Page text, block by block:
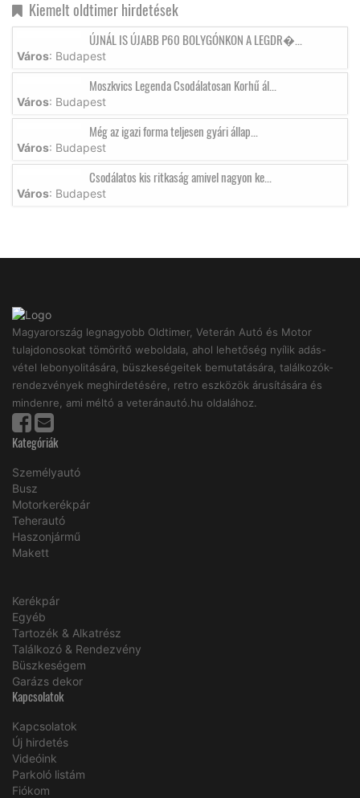
Kiemelt oldtimer hirdetések
ÚJNÁL IS ÚJABB P60 BOLYGÓNKON A LEGDR�...
Város: Budapest
Moszkvics Legenda Csodálatosan Korhű ál...
Város: Budapest
Még az igazi forma teljesen gyári állap...
Város: Budapest
Csodálatos kis ritkaság amivel nagyon ke...
Város: Budapest
Magyarország legnagyobb Oldtimer, Veterán Autó és Motor
tulajdonosokat tömörítő weboldala, ahol lehetőség nyílik adás-
vétel lebonyolitására, büszkeségeitek bemutatására, találkozók-
rendezvények meghirdetésére, retro eszközök árusítására és
mindenre, ami méltó a veteránautó.hu oldalához.
Kategóriák
Személyautó
Busz
Motorkerékpár
Teherautó
Haszonjármű
Makett
Kerékpár
Egyéb
Tartozék & Alkatrész
Találkozó & Rendezvény
Büszkeségem
Garázs dekor
Kapcsolatok
Kapcsolatok
Új hirdetés
Videóink
Parkoló listám
Fiókom